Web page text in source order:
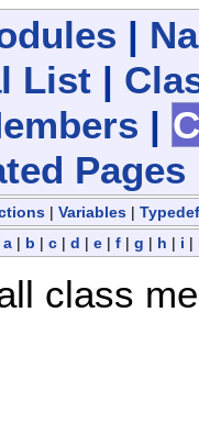
|
List|
|
Pages
| Variables|
a| b | c| d | e| f| g | h | i |
class